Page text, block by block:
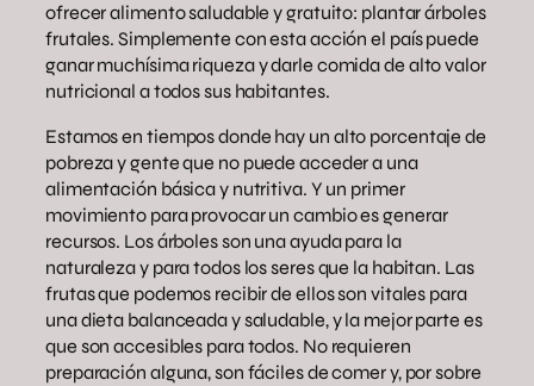
ofrecer alimento saludable y gratuito: plantar árboles
frutales. Simplemente con esta acción el país puede
ganar muchísima riqueza y darle comida de alto valor
nutricional a todos sus habitantes.
Estamos en tiempos donde hay un alto porcentaje de
pobreza y gente que no puede acceder a una
alimentación básica y nutritiva. Y un primer
movimiento para provocar un cambio es generar
recursos. Los árboles son una ayuda para la
naturaleza y para todos los seres que la habitan. Las
frutas que podemos recibir de ellos son vitales para
una dieta balanceada y saludable, y la mejor parte es
que son accesibles para todos. No requieren
preparación alguna, son fáciles de comer y, por sobre